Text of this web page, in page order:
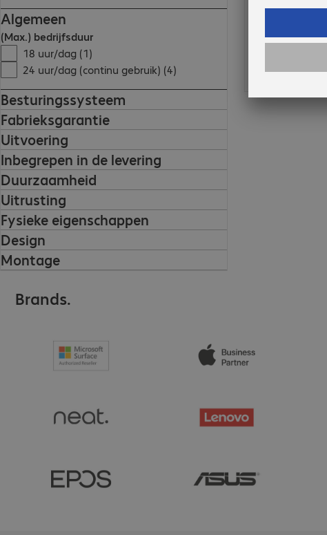
Algemeen
(Max.) bedrijfsduur
18 uur/dag (1)
24 uur/dag (continu gebruik) (4)
Besturingssysteem
Fabrieksgarantie
Uitvoering
Inbegrepen in de levering
Duurzaamheid
Uitrusting
Fysieke eigenschappen
Design
Montage
Brands.